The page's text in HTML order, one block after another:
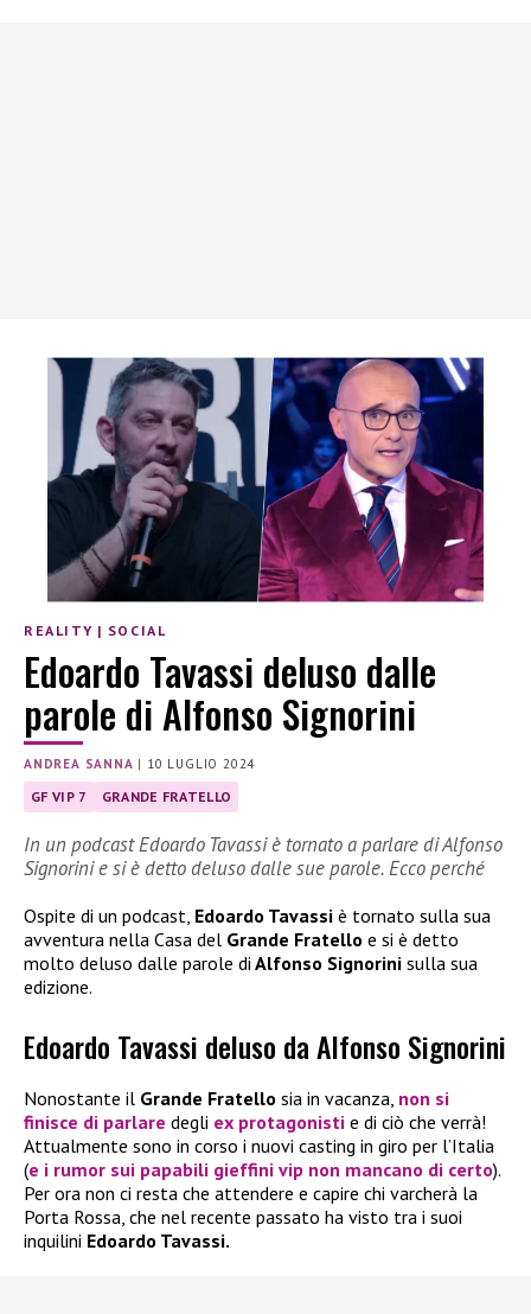
REALITY | SOCIAL
Edoardo Tavassi deluso dalle
parole di Alfonso Signorini
ANDREA SANNA | 10 LUGLIO 2024
GF VIP 7 GRANDE FRATELLO
In un podcast Edoardo Tavassi è tornato a parlare di Alfonso
Signorini e si è detto deluso dalle sue parole. Ecco perché
Ospite di un podcast, Edoardo Tavassi è tornato sulla sua
avventura nella Casa del Grande Fratello e si è detto
molto deluso dalle parole di Alfonso Signorini sulla sua
edizione.
Edoardo Tavassi deluso da Alfonso Signorini
Nonostante il Grande Fratello sia in vacanza, non si
finisce di parlare degli ex protagonisti e di ciò che verrà!
Attualmente sono in corso i nuovi casting in giro per l’Italia
(e i rumor sui papabili gieffini vip non mancano di certo).
Per ora non ci resta che attendere e capire chi varcherà la
Porta Rossa, che nel recente passato ha visto tra i suoi
inquilini Edoardo Tavassi.